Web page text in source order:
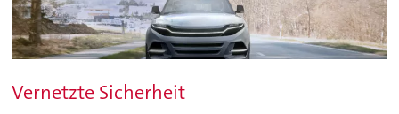
Vernetzte Sicherheit